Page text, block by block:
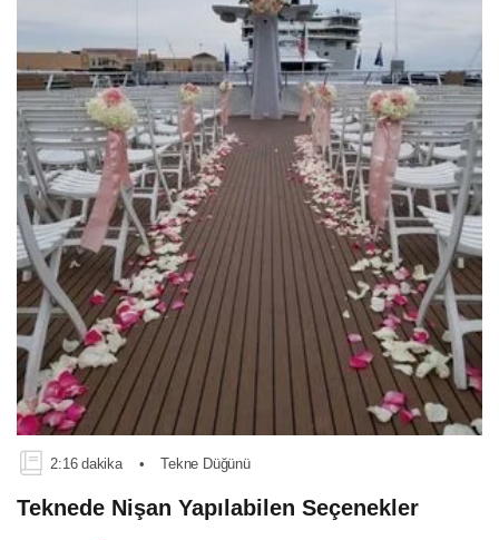
2:16 dakika • Tekne Düğünü
Teknede Nişan Yapılabilen Seçenekler